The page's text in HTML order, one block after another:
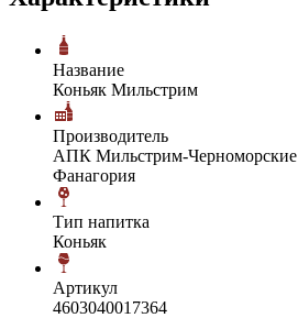
Название
Коньяк Мильстрим
Производитель
АПК Мильстрим-Черноморские
Фанагория
Тип напитка
Коньяк
Артикул
4603040017364